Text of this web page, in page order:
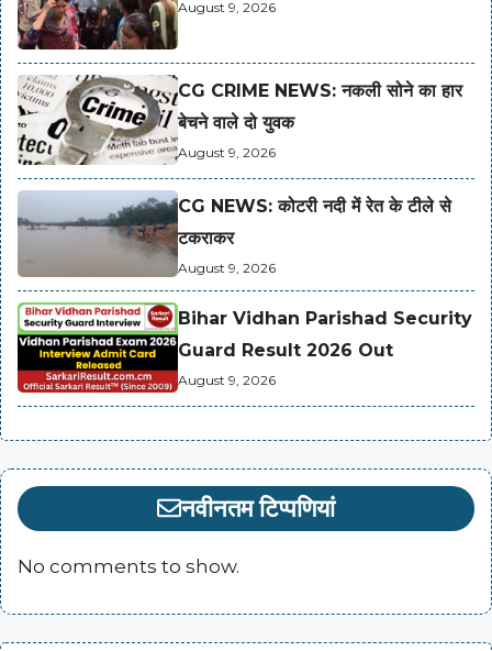
August 9, 2026
CG CRIME NEWS: नकली सोने का हार
बेचने वाले दो युवक
August 9, 2026
CG NEWS: कोटरी नदी में रेत के टीले से
टकराकर
August 9, 2026
Bihar Vidhan Parishad Security
Guard Result 2026 Out
August 9, 2026
नवीनतम टिप्पणियां
No comments to show.